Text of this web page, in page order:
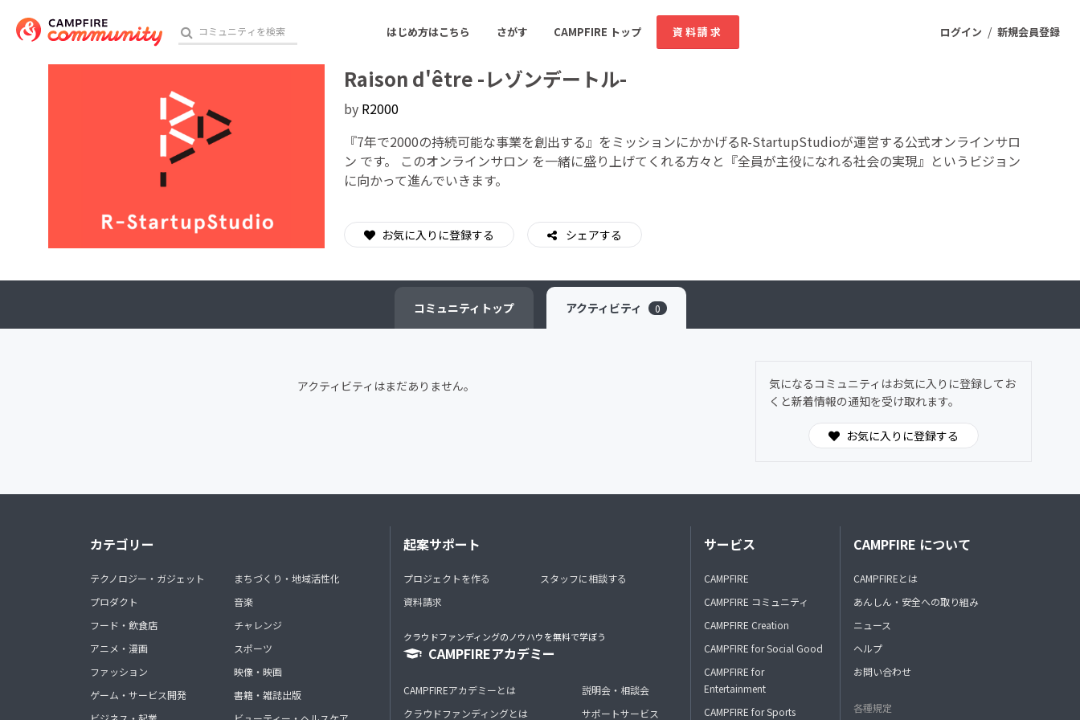
ログイン / 新規会員登録
はじめ方はこちら さがす CAMPFIRE トップ 資料請求
おすすめのコミュニティ 人気のコミュニティ 新着のコミュニティ
テクノロジー・ガジェット
ゲーム・サービス開発 フード・飲食店
ビューティー・ヘルスケア
チャレンジ
CAMPFIRE for Social Good
Raison d'être -レゾンデートル-
by R2000
『7年で2000の持続可能な事業を創出する』をミッションにかかげるR-StartupStudioが運営する公式オンラインサロ
ン です。 このオンラインサロン を一緒に盛り上げてくれる方々と『全員が主役になれる社会の実現』というビジョン
に向かって進んでいきます。
お気に入りに登録する シェアする
コミュニティ トップ アクティビティ 0
アクティビティはまだありません。
気になるコミュニティはお気に入りに登録してお
くと新着情報の通知を受け取れます。
お気に入りに登録する
カテゴリー
テクノロジー・ガジェット
プロダクト
フード・飲食店
アニメ・漫画
ファッション
ゲーム・サービス開発
まちづくり・地域活性化
音楽
チャレンジ
スポーツ
映像・映画
書籍・雑誌出版
起案サポート
プロジェクトを作る
資料請求
スタッフに相談する
クラウドファンディングのノウハウを無料で学ぼう
CAMPFIREアカデミー
CAMPFIREアカデミーとは
クラウドファンディングとは
説明会・相談会
サポートサービス
サービス
CAMPFIRE
CAMPFIRE コミュニティ
CAMPFIRE Creation
CAMPFIRE for Social Good
CAMPFIRE for
Entertainment
CAMPFIRE for Sports
CAMPFIRE について
CAMPFIREとは
あんしん・安全への取り組み
ニュース
ヘルプ
お問い合わせ
各種規定